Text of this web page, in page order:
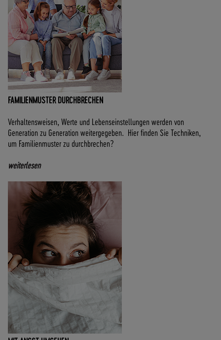
FAMILIENMUSTER DURCHBRECHEN
Verhaltensweisen, Werte und Lebenseinstellungen werden von
Generation zu Generation weitergegeben. Hier finden Sie Techniken,
um Familienmuster zu durchbrechen?
weiterlesen